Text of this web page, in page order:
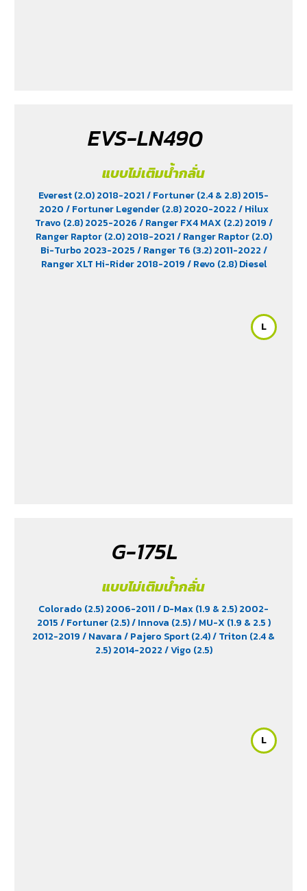
EVS-LN490
แบบไม่เติมน้ำกลั่น
Everest (2.0) 2018-2021/ Fortuner (2.4 & 2.8) 2015-
2020/ Fortuner Legender (2.8) 2020-2022/ Hilux
Travo (2.8) 2025-2026/ Ranger FX4 MAX (2.2) 2019/
Ranger Raptor (2.0) 2018-2021/ Ranger Raptor (2.0)
Bi-Turbo 2023-2025/ Ranger T6 (3.2) 2011-2022/
Ranger XLT Hi-Rider 2018-2019/ Revo (2.8) Diesel
L
G-175L
แบบไม่เติมน้ำกลั่น
Colorado (2.5) 2006-2011/ D-Max (1.9 & 2.5) 2002-
2015/ Fortuner (2.5)/ Innova (2.5)/ MU-X (1.9 & 2.5 )
2012-2019/ Navara/ Pajero Sport (2.4)/ Triton (2.4 &
2.5) 2014-2022/ Vigo (2.5)
L